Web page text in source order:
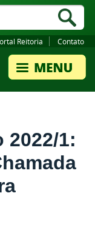
Reitoria Contato
2022/1: